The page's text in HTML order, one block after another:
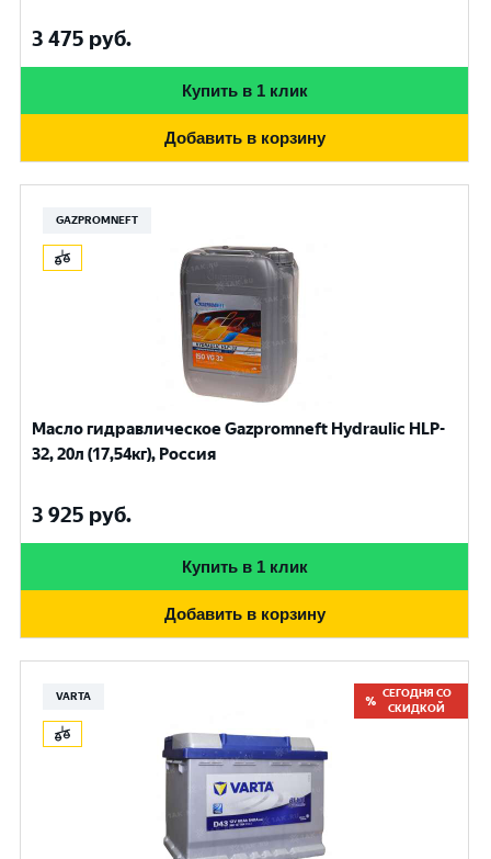
3 475 руб.
Купить в 1 клик
Добавить в корзину
GAZPROMNEFT
Масло гидравлическое Gazpromneft Hydraulic HLP-
32, 20л (17,54кг), Россия
3 925 руб.
Купить в 1 клик
Добавить в корзину
VARTA
СЕГОДНЯ СО
СКИДКОЙ